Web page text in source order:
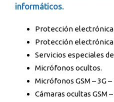
informáticos.
Protección
Protección
Servicios especiales
Micrófonos ocultos.
Micrófonos GSM – 3G
Cámaras ocultas GSM